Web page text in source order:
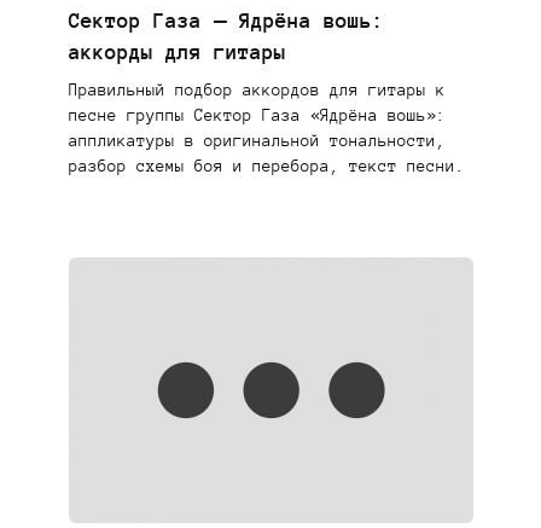
Сектор Газа — Ядрёна вошь:
аккорды для гитары
Правильный подбор аккордов для гитары к
песне группы Сектор Газа «Ядрёна вошь»:
аппликатуры в оригинальной тональности,
разбор схемы боя и перебора, текст песни.